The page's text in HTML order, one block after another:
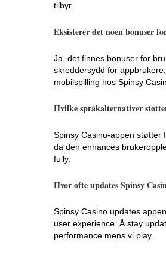
tilbyr.
Eksisterer det noen bonuser
Ja, det finnes bonuser for
skreddersydd for
mobilspilling hos Spinsy
Hvilke språkalternativer
Spinsy Casino-appen støtter
da den enhances
fully.
Hvor ofte updates Spinsy
Spinsy Casino updates
user experience. Å stay
performance mens vi play.